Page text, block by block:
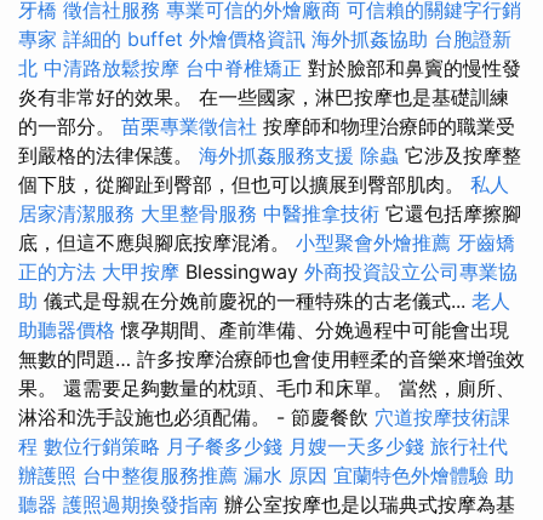
牙橋 徵信社服務 專業可信的外燴廠商 可信賴的關鍵字行銷
專家 詳細的 buffet 外燴價格資訊 海外抓姦協助 台胞證新
北 中清路放鬆按摩 台中脊椎矯正 對於臉部和鼻竇的慢性發
炎有非常好的效果。 在一些國家，淋巴按摩也是基礎訓練
的一部分。 苗栗專業徵信社 按摩師和物理治療師的職業受
到嚴格的法律保護。 海外抓姦服務支援 除蟲 它涉及按摩整
個下肢，從腳趾到臀部，但也可以擴展到臀部肌肉。 私人
居家清潔服務 大里整骨服務 中醫推拿技術 它還包括摩擦腳
底，但這不應與腳底按摩混淆。 小型聚會外燴推薦 牙齒矯
正的方法 大甲按摩 Blessingway 外商投資設立公司專業協
助 儀式是母親在分娩前慶祝的一種特殊的古老儀式... 老人
助聽器價格 懷孕期間、產前準備、分娩過程中可能會出現
無數的問題… 許多按摩治療師也會使用輕柔的音樂來增強效
果。 還需要足夠數量的枕頭、毛巾和床單。 當然，廁所、
淋浴和洗手設施也必須配備。 - 節慶餐飲 穴道按摩技術課
程 數位行銷策略 月子餐多少錢 月嫂一天多少錢 旅行社代
辦護照 台中整復服務推薦 漏水 原因 宜蘭特色外燴體驗 助
聽器 護照過期換發指南 辦公室按摩也是以瑞典式按摩為基